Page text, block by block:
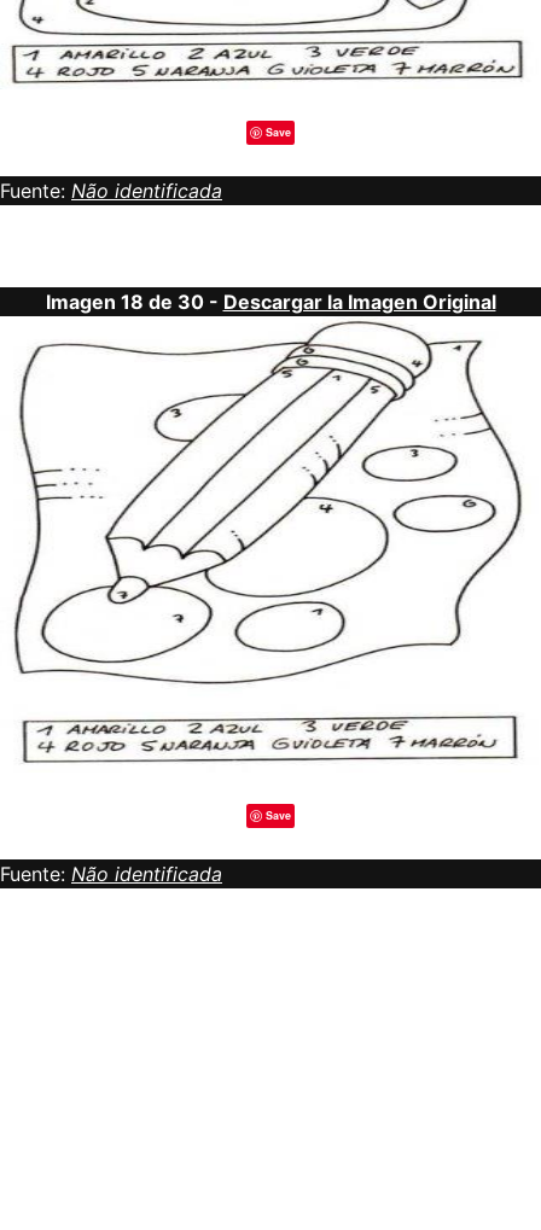
Save
Fuente: Não identificada
Imagen 18 de 30 - Descargar la Imagen Original
Save
Fuente: Não identificada